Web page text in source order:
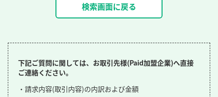
検索画面に戻る
下記ご質問に関しては、お取引先様(Paid加盟企業)へ直接
ご連絡ください。
・請求内容(取引内容)の内訳および金額